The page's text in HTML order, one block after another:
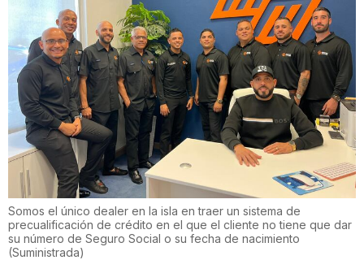
Somos el único dealer en la isla en traer un sistema de
precualificación de crédito en el que el cliente no tiene que dar
su número de Seguro Social o su fecha de nacimiento
(Suministrada)